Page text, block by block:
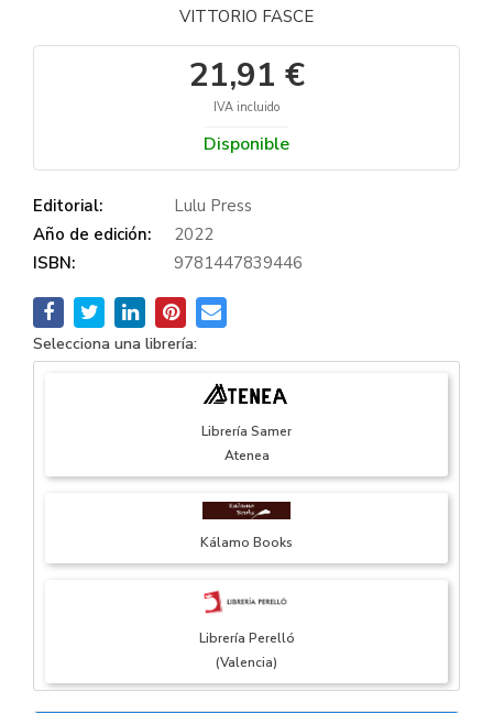
VITTORIO FASCE
21,91 €
IVA incluido
Disponible
Editorial:
Lulu Press
Año de edición:
2022
ISBN:
9781447839446
Selecciona una librería:
Librería Samer
Atenea
Kálamo Books
Librería Perelló
(Valencia)